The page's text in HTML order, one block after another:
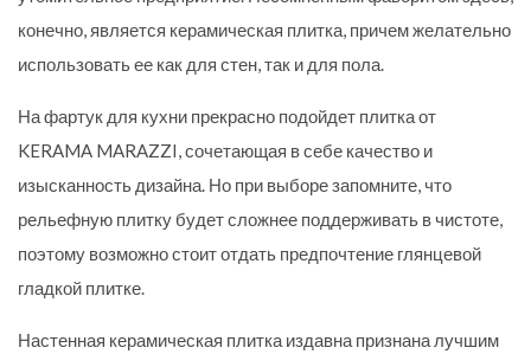
конечно, является керамическая плитка, причем желательно
использовать ее как для стен, так и для пола.
На фартук для кухни прекрасно подойдет плитка от
KERAMA MARAZZI, сочетающая в себе качество и
изысканность дизайна. Но при выборе запомните, что
рельефную плитку будет сложнее поддерживать в чистоте,
поэтому возможно стоит отдать предпочтение глянцевой
гладкой плитке.
Настенная керамическая плитка издавна признана лучшим